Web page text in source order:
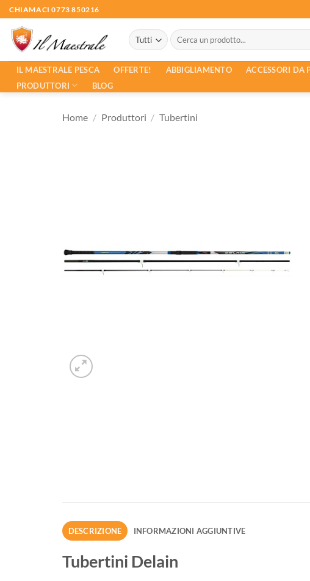
Salta
ai
contenuti
CHIAMACI 0773 850216
Cerca:
IL MAESTRALE PESCA OFFERTE! ABBIGLIAMENTO ACCESSORI DA
PRODUTTORI
BLOG
Home / Produttori / Tubertini
DESCRIZIONE INFORMAZIONI AGGIUNTIVE
Tubertini Delain